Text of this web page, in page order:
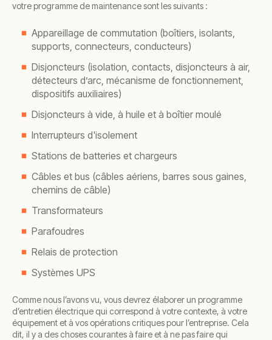
votre programme de maintenance sont les suivants :
Appareillage de commutation (boîtiers, isolants,
supports, connecteurs, conducteurs)
Disjoncteurs (isolation, contacts, disjoncteurs à air,
détecteurs d’arc, mécanisme de fonctionnement,
dispositifs auxiliaires)
Disjoncteurs à vide, à huile et à boîtier moulé
Interrupteurs d'isolement
Stations de batteries et chargeurs
Câbles et bus (câbles aériens, barres sous gaines,
chemins de câble)
Transformateurs
Parafoudres
Relais de protection
Systèmes UPS
Comme nous l’avons vu, vous devrez élaborer un programme
d’entretien électrique qui correspond à votre contexte, à votre
équipement et à vos opérations critiques pour l’entreprise. Cela
dit, il y a des choses courantes à faire et à ne pas faire qui